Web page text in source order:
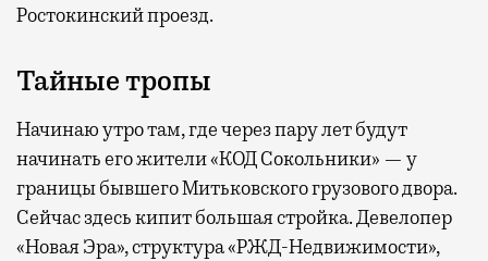
Ростокинский проезд.
Тайные тропы
Начинаю утро там, где через пару лет будут
начинать его жители «КОД Сокольники» — у
границы бывшего Митьковского грузового двора.
Сейчас здесь кипит большая стройка. Девелопер
«Новая Эра», структура «РЖД-Недвижимости»,